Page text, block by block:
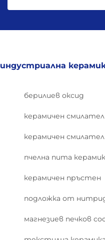
индустриална
берилиев оксид
керамичен смилател
керамичен смилател
пчелна пита
керамичен пръстен
подложка от
магнезиев печков